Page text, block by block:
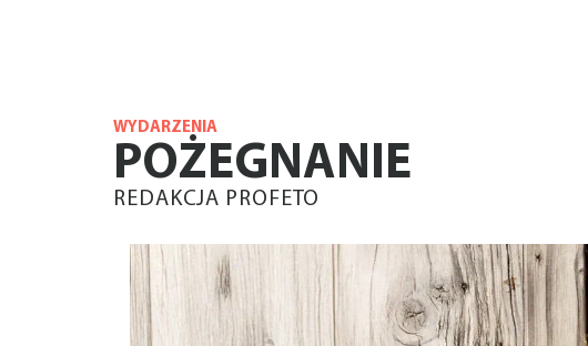
WYDARZENIA
POŻEGNANIE
REDAKCJA PROFETO